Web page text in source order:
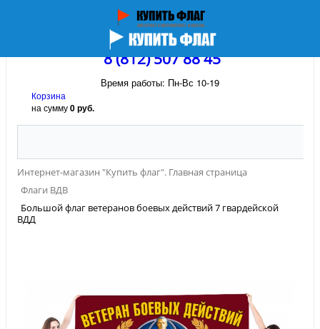
8 (812) 507 88 45
Время работы: Пн-Вс 10-19
Корзина
на сумму0 руб.
Интернет-магазин "Купить флаг". Главная страница
Флаги ВДВ
Большой флаг ветеранов боевых действий 7 гвардейской
ВДД